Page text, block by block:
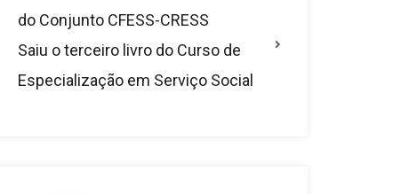
do Conjunto CFESS-CRESS
Saiu o terceiro livro do Curso de
Especialização em Serviço Social